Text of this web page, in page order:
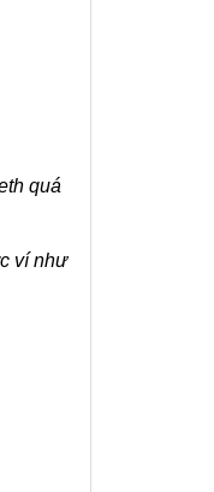
quá
ví như